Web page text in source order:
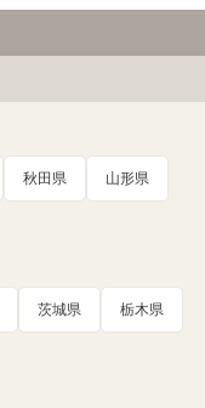
秋田県 山形県
茨城県 栃木県